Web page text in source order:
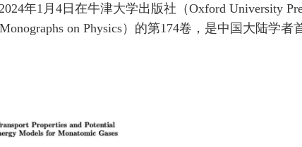
年1月4日在牛津大学出版社（Oxford University
on Physics）的第174卷，是中国大陆学者